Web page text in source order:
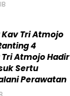
Tri Atmojo
4
Atmojo Hadir
Sertu
Perawatan